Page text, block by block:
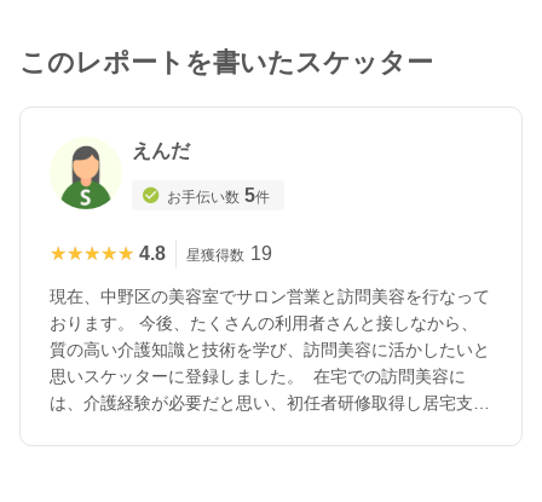
このレポートを書いたスケッター
えんだ
お手伝い数 5件
★★★★★
★★★★★ 4.8 星獲得数 19
現在、中野区の美容室でサロン営業と訪問美容を行なって
おります。 今後、たくさんの利用者さんと接しなから、
質の高い介護知識と技術を学び、訪問美容に活かしたいと
思いスケッターに登録しました。 在宅での訪問美容に
は、介護経験が必要だと思い、初任者研修取得し居宅支援